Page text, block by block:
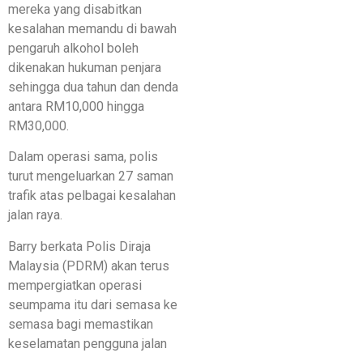
mereka yang disabitkan
kesalahan memandu di bawah
pengaruh alkohol boleh
dikenakan hukuman penjara
sehingga dua tahun dan denda
antara RM10,000 hingga
RM30,000.
Dalam operasi sama, polis
turut mengeluarkan 27 saman
trafik atas pelbagai kesalahan
jalan raya.
Barry berkata Polis Diraja
Malaysia (PDRM) akan terus
mempergiatkan operasi
seumpama itu dari semasa ke
semasa bagi memastikan
keselamatan pengguna jalan